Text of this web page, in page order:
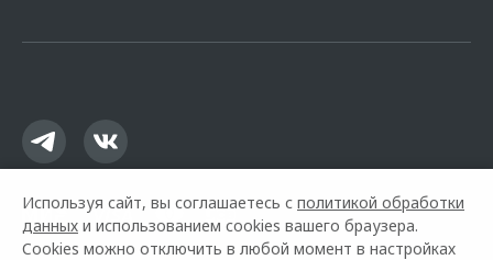
Используя сайт, вы соглашаетесь с политикой обработки
данных и использованием cookies вашего браузера.
Cookies можно отключить в любой момент в настройках